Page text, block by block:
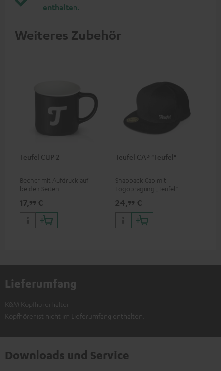
enthalten.
Weiteres Zubehör
Teufel CUP 2
Becher mit Aufdruck auf
beiden Seiten
17,99 €
Teufel CAP "Teufel"
Snapback Cap mit
Logoprägung „Teufel“
24,99 €
Lieferumfang
K&M Kopfhörerhalter
Kopfhörer ist nicht im Lieferumfang enthalten.
Downloads und Service